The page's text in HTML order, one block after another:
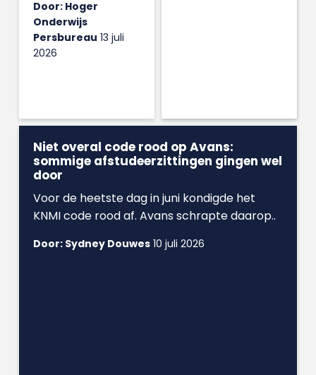
Door: Hoger
Onderwijs
Persbureau 13 juli
2026
Niet overal code rood op Avans:
sommige afstudeerzittingen gingen wel
door
Voor de heetste dag in juni kondigde het
KNMI code rood af. Avans schrapte daarop..
Door: Sydney Douwes10 juli 2026